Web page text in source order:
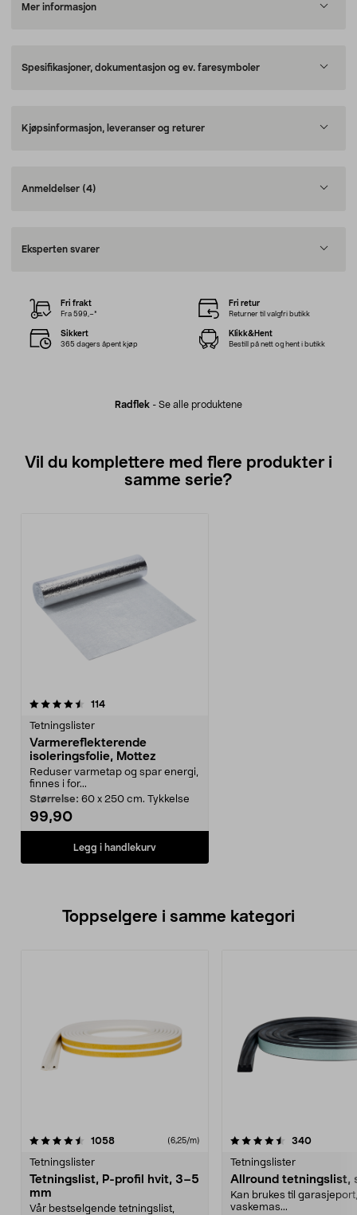
Mer informasjon
Spesifikasjoner, dokumentasjon og ev. faresymboler
Kjøpsinformasjon, leveranser og returer
Anmeldelser (4)
Eksperten svarer
Radflek - Se alle produktene
Fri frakt
Fra 599,–*
Fri retur
Returner til valgfri butikk
Sikkert
365 dagers åpent kjøp
Klikk&Hent
Bestill på nett og hent i butikk
Vil du komplettere med flere produkter i
samme serie?
114anmeldelser
Tetningslister
Varmereflekterende
isoleringsfolie, Mottez
Reduser varmetap og spar energi,
finnes i for...
Størrelse: 60 x 250 cm. Tykkelse
99,90
Legg i handlekurv
Toppselgere i samme kategori
1058anmeldelser(6,25/m)
Tetningslister
Tetningslist, P-profil hvit, 3–5
mm
Vår bestselgende tetningslist,
4.5 av 5 stjerner 340
Tetningslister
Allround tetningslist,
Kan brukes til
vaskemas...
4.5 av 5 stjerner